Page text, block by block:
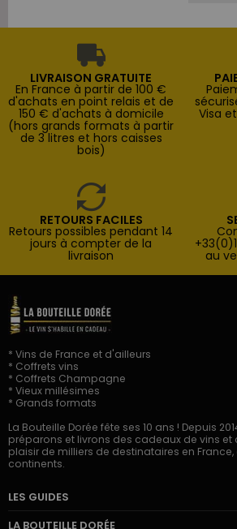
LIVRAISON GRATUITE
En France à partir de 100 €
d'achats en point relais et de
150 € d'achats à domicile
(hors grands formats à partir
de 3 litres et hors caisses
bois)
Visa
RETOURS FACILES
Retours possibles pendant 14
jours à compter de la
livraison au
* Vins de France et d'ailleurs
* Coffrets vins
* Coffrets Champagne
* Vieux millésimes
* Grands formats
La Bouteille Dorée fête ses 10 ans ! Depuis
préparons et livrons des cadeaux de vins
plaisir de milliers de destinataires en France,
continents.
LES GUIDES
LA BOUTEILLE DORÉE